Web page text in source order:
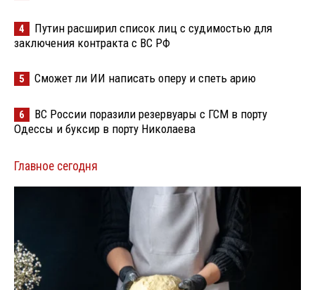
4
Путин расширил список лиц с судимостью для
заключения контракта с ВС РФ
5 Сможет ли ИИ написать оперу и спеть арию
6
ВС России поразили резервуары с ГСМ в порту
Одессы и буксир в порту Николаева
Главное сегодня